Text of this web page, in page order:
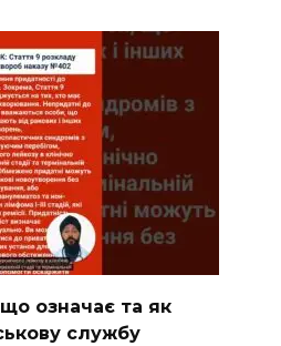
означає та як
службу